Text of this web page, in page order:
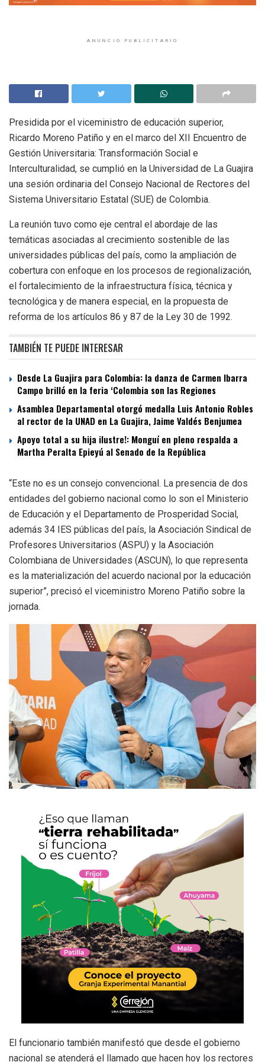
ANUNCIO PUBLICITARIO
Presidida por el viceministro de educación superior,
Ricardo Moreno Patiño y en el marco del XII Encuentro de
Gestión Universitaria: Transformación Social e
Interculturalidad, se cumplió en la Universidad de La Guajira
una sesión ordinaria del Consejo Nacional de Rectores del
Sistema Universitario Estatal (SUE) de Colombia.
La reunión tuvo como eje central el abordaje de las
temáticas asociadas al crecimiento sostenible de las
universidades públicas del país, como la ampliación de
cobertura con enfoque en los procesos de regionalización,
el fortalecimiento de la infraestructura física, técnica y
tecnológica y de manera especial, en la propuesta de
reforma de los artículos 86 y 87 de la Ley 30 de 1992.
TAMBIÉN TE PUEDE INTERESAR
Desde La Guajira para Colombia: la danza de Carmen Ibarra
Campo brilló en la feria ‘Colombia son las Regiones
Asamblea Departamental otorgó medalla Luis Antonio Robles
al rector de la UNAD en La Guajira, Jaime Valdés Benjumea
Apoyo total a su hija ilustre!: Monguí en pleno respalda a
Martha Peralta Epieyú al Senado de la República
“Este no es un consejo convencional. La presencia de dos
entidades del gobierno nacional como lo son el Ministerio
de Educación y el Departamento de Prosperidad Social,
además 34 IES públicas del país, la Asociación Sindical de
Profesores Universitarios (ASPU) y la Asociación
Colombiana de Universidades (ASCUN), lo que representa
es la materialización del acuerdo nacional por la educación
superior”, precisó el viceministro Moreno Patiño sobre la
jornada.
El funcionario también manifestó que desde el gobierno
nacional se atenderá el llamado que hacen hoy los rectores